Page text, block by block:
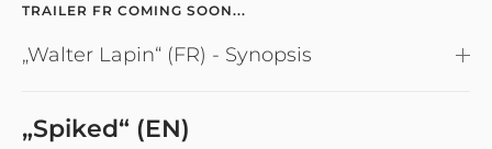
TRAILER FR COMING SOON...
„Walter Lapin“ (FR) - Synopsis
„Spiked“ (EN)